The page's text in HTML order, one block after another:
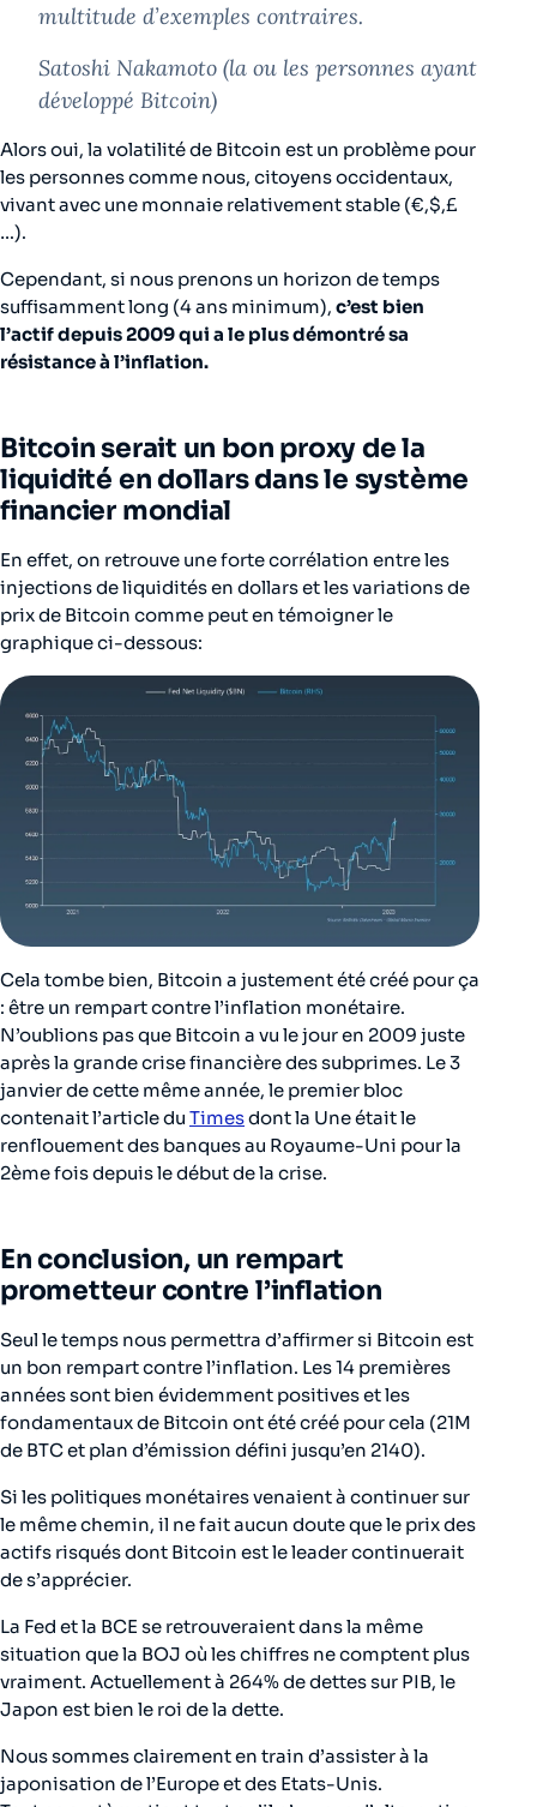
multitude d’exemples contraires.
Satoshi Nakamoto (la ou les personnes ayant
développé Bitcoin)
Alors oui, la volatilité de Bitcoin est un problème pour
les personnes comme nous, citoyens occidentaux,
vivant avec une monnaie relativement stable (€,$,£
…).
Cependant, si nous prenons un horizon de temps
suffisamment long (4 ans minimum), c’est bien
l’actif depuis 2009 qui a le plus démontré sa
résistance à l’inflation.
Bitcoin serait un bon proxy de la
liquidité en dollars dans le système
financier mondial
En effet, on retrouve une forte corrélation entre les
injections de liquidités en dollars et les variations de
prix de Bitcoin comme peut en témoigner le
graphique ci-dessous:
Cela tombe bien, Bitcoin a justement été créé pour ça
: être un rempart contre l’inflation monétaire.
N’oublions pas que Bitcoin a vu le jour en 2009 juste
après la grande crise financière dessubprimes. Le 3
janvier de cette même année, le premier bloc
contenait l’article du Timesdont la Une était le
renflouement des banques au Royaume-Uni pour la
2ème fois depuis le début de la crise.
En conclusion, un rempart
prometteur contre l’inflation
Seul le temps nous permettra d’affirmer si Bitcoin est
un bon rempart contre l’inflation. Les 14 premières
années sont bien évidemment positives et les
fondamentaux de Bitcoin ont été créé pour cela (21M
de BTC et plan d’émission défini jusqu’en 2140).
Si les politiques monétaires venaient à continuer sur
le même chemin, il ne fait aucun doute que le prix des
actifs risqués dont Bitcoin est le leader continuerait
de s’apprécier.
La Fed et la BCE se retrouveraient dans la même
situation que la BOJ où les chiffres ne comptent plus
vraiment. Actuellement à 264% de dettes sur PIB, le
Japon est bien le roi de la dette.
Nous sommes clairement en train d’assister à la
japonisation de l’Europe et des Etats-Unis.